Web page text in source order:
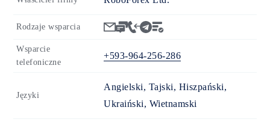
Rodzaje wsparcia
Wsparcie
telefoniczne
+593-964-256-286
Języki
Angielski, Tajski, Hiszpański,
Ukraiński, Wietnamski